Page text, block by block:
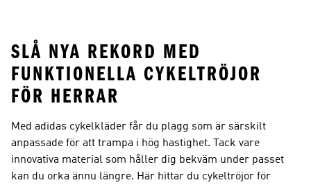
SLÅ NYA REKORD MED
FUNKTIONELLA CYKELTRÖJOR
FÖR HERRAR
Med adidas cykelkläder får du plagg som är särskilt
anpassade för att trampa i hög hastighet. Tack vare
innovativa material som håller dig bekväm under passet
kan du orka ännu längre. Här hittar du cykeltröjor för